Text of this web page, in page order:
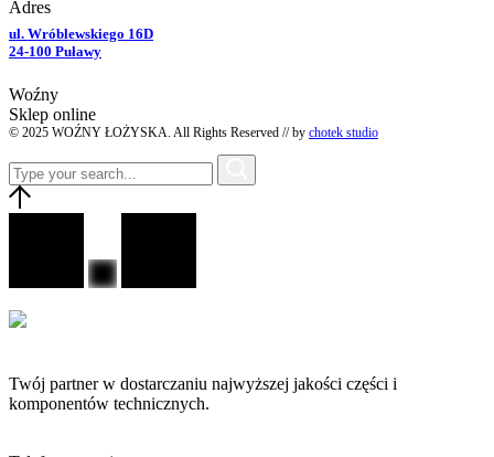
Adres
ul. Wróblewskiego 16D
24-100 Puławy
Woźny
Sklep online
© 2025 WOŹNY ŁOŻYSKA. All Rights Reserved // by chotek studio
Twój partner w dostarczaniu najwyższej jakości części i
komponentów technicznych.